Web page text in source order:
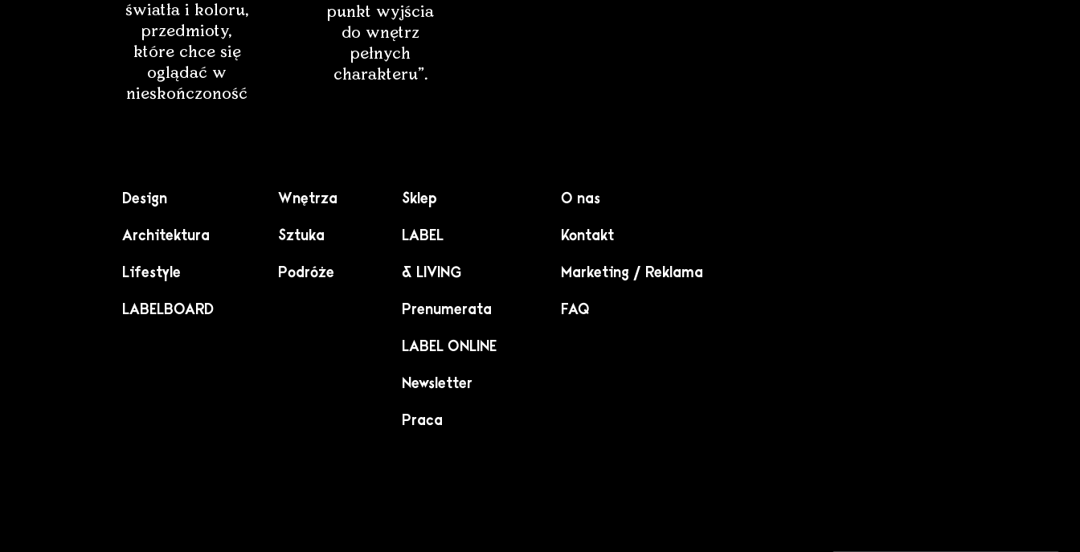
światła i koloru,
przedmioty,
które chce się
oglądać w
nieskończoność
punkt wyjścia
do wnętrz
pełnych
charakteru”.
Design Wnętrza
Architektura Sztuka
Lifestyle Podróże
LABELBOARD
Sklep
LABEL
& LIVING
Prenumerata
LABEL ONLINE
Newsletter
Praca
O nas
Kontakt
Marketing / Reklama
FAQ